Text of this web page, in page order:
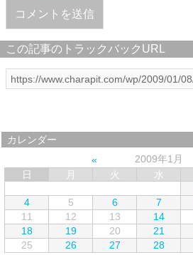
この記事のトラックバックURL
カレンダー
2009年1月
日
月 火 水
4
5 6 7
11
12 13 14
18
19 20 21
25
26 27 28